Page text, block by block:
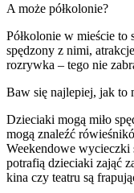
A może półkolonie?
Półkolonie w mieście to
spędzony z nimi,
rozrywka – tego nie
Baw się najlepiej, jak to
Dzieciaki mogą miło
mogą znaleźć
Weekendowe wycieczki
potrafią dzieciaki zająć
kina czy teatru są